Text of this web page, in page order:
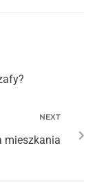
NEXT
mieszkania